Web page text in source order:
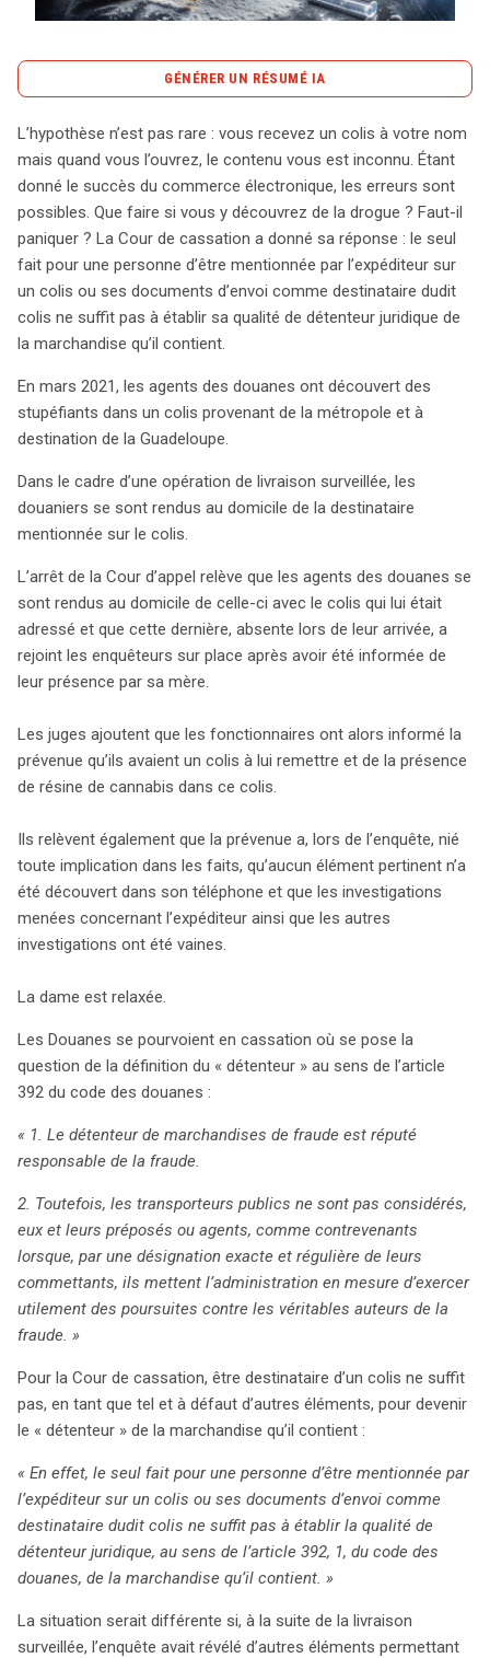
GÉNÉRER UN RÉSUMÉ IA
Recevoir un colis dont vous n’avez pas connaissance du
contenu peut être troublant, surtout si vous y découvrez
des substances illégales. La Cour de cassation a
récemment clarifié la situation : être simplement
mentionné comme destinataire ne fait pas de vous un
détenteur légal de la marchandise. Cette décision
découle d’une affaire où des douaniers ont découvert
des stupéfiants dans un colis destiné à une femme en
preuve n’a établi son implication, et elle a été relaxée. La
Cour a rappelé que pour être considéré comme
détenteur au sens de l’article 392 du code des douanes,
il faut des éléments supplémentaires prouvant la
connaissance ou l’implication dans la fraude. Dans ce
cas, l’absence de preuves concluantes a conduit à
statut de destinataire. Ainsi, si vous ouvrez un colis
suspect, pas de panique ! La meilleure réaction est de le
rapporter immédiatement aux autorités, en précisant que
vous n’êtes pas responsable de son contenu. Cette
démarche vous protégera et clarifiera votre situation,
de rester calme et de suivre la procédure appropriée si
vous êtes confronté à ce genre de situation inattendue.
L’hypothèse n’est pas rare : vous recevez un colis à votre nom
mais quand vous l’ouvrez, le contenu vous est inconnu. Étant
donné le succès du commerce électronique, les erreurs sont
possibles. Que faire si vous y découvrez de la drogue ? Faut-il
paniquer ? La Cour de cassation a donné sa réponse : le seul
fait pour une personne d’être mentionnée par l’expéditeur sur
un colis ou ses documents d’envoi comme destinataire dudit
colis ne suffit pas à établir sa qualité de détenteur juridique de
la marchandise qu’il contient.
En mars 2021, les agents des douanes ont découvert des
stupéfiants dans un colis provenant de la métropole et à
destination de la Guadeloupe.
Dans le cadre d’une opération de livraison surveillée, les
douaniers se sont rendus au domicile de la destinataire
mentionnée sur le colis.
L’arrêt de la Cour d’appel relève que les agents des douanes se
sont rendus au domicile de celle-ci avec le colis qui lui était
adressé et que cette dernière, absente lors de leur arrivée, a
rejoint les enquêteurs sur place après avoir été informée de
leur présence par sa mère.
Les juges ajoutent que les fonctionnaires ont alors informé la
prévenue qu’ils avaient un colis à lui remettre et de la présence
de résine de cannabis dans ce colis.
Ils relèvent également que la prévenue a, lors de l’enquête, nié
toute implication dans les faits, qu’aucun élément pertinent n’a
été découvert dans son téléphone et que les investigations
menées concernant l’expéditeur ainsi que les autres
investigations ont été vaines.
La dame est relaxée.
Les Douanes se pourvoient en cassation où se pose la
question de la définition du « détenteur » au sens de l’article
392 du code des douanes :
« 1. Le détenteur de marchandises de fraude est réputé
responsable de la fraude.
2. Toutefois, les transporteurs publics ne sont pas considérés,
eux et leurs préposés ou agents, comme contrevenants
lorsque, par une désignation exacte et régulière de leurs
commettants, ils mettent l’administration en mesure d’exercer
utilement des poursuites contre les véritables auteurs de la
fraude. »
Pour la Cour de cassation, être destinataire d’un colis ne suffit
pas, en tant que tel et à défaut d’autres éléments, pour devenir
le « détenteur » de la marchandise qu’il contient :
« En effet, le seul fait pour une personne d’être mentionnée par
l’expéditeur sur un colis ou ses documents d’envoi comme
destinataire dudit colis ne suffit pas à établir la qualité de
détenteur juridique, au sens de l’article 392, 1, du code des
douanes, de la marchandise qu’il contient. »
La situation serait différente si, à la suite de la livraison
surveillée, l’enquête avait révélé d’autres éléments permettant